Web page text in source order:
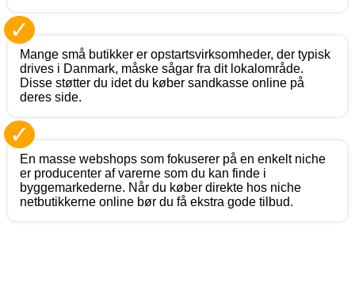
✓
Mange små butikker er opstartsvirksomheder, der typisk
drives i Danmark, måske sågar fra dit lokalområde.
Disse støtter du idet du køber sandkasse online på
deres side.
✓
En masse webshops som fokuserer på en enkelt niche
er producenter af varerne som du kan finde i
byggemarkederne. Når du køber direkte hos niche
netbutikkerne online bør du få ekstra gode tilbud.